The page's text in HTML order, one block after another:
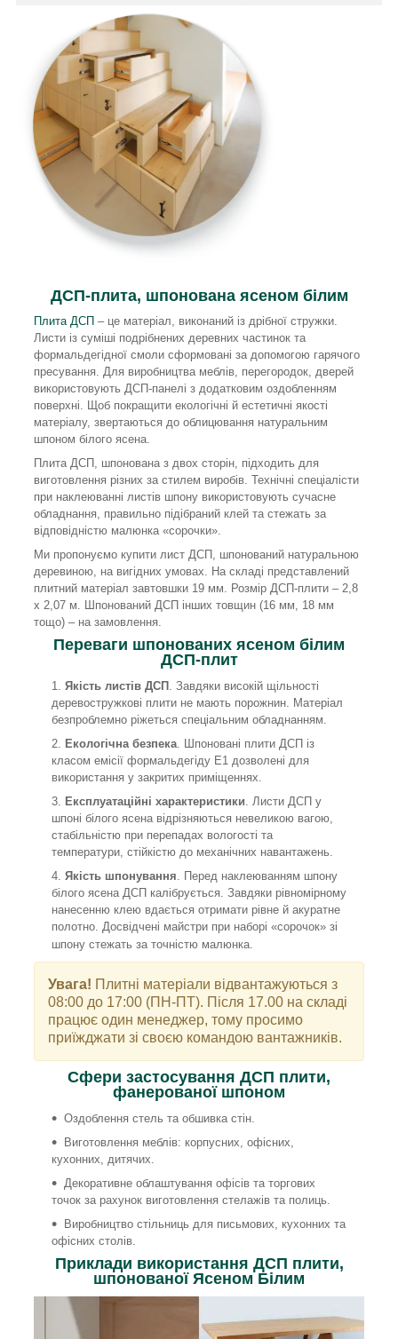
ДСП-плита, шпонована ясеном білим
Плита ДСП – це матеріал, виконаний із дрібної стружки.
Листи із суміші подрібнених деревних частинок та
формальдегідної смоли сформовані за допомогою гарячого
пресування. Для виробництва меблів, перегородок, дверей
використовують ДСП-панелі з додатковим оздобленням
поверхні. Щоб покращити екологічні й естетичні якості
матеріалу, звертаються до облицювання натуральним
шпоном білого ясена.
Плита ДСП, шпонована з двох сторін, підходить для
виготовлення різних за стилем виробів. Технічні спеціалісти
при наклеюванні листів шпону використовують сучасне
обладнання, правильно підібраний клей та стежать за
відповідністю малюнка «сорочки».
Ми пропонуємо купити лист ДСП, шпонований натуральною
деревиною, на вигідних умовах. На складі представлений
плитний матеріал завтовшки 19 мм. Розмір ДСП-плити – 2,8
х 2,07 м. Шпонований ДСП інших товщин (16 мм, 18 мм
тощо) – на замовлення.
Переваги шпонованих ясеном білим
ДСП-плит
Якість листів ДСП . Завдяки високій щільності
деревостружкові плити не мають порожнин. Матеріал
безпроблемно ріжеться спеціальним обладнанням.
Екологічна безпека. Шпоновані плити ДСП із
класом емісії формальдегіду Е1 дозволені для
використання у закритих приміщеннях.
Експлуатаційні характеристики. Листи ДСП у
шпоні білого ясена відрізняються невеликою вагою,
стабільністю при перепадах вологості та
температури, стійкістю до механічних навантажень.
Якість шпонування. Перед наклеюванням шпону
білого ясена ДСП калібрується. Завдяки рівномірному
нанесенню клею вдається отримати рівне й акуратне
полотно. Досвідчені майстри при наборі «сорочок» зі
шпону стежать за точністю малюнка.
Увага! Плитні матеріали відвантажуються з
08:00 до 17:00 (ПН-ПТ). Після 17.00 на складі
працює один менеджер, тому просимо
приїжджати зі своєю командою вантажників.
Сфери застосування ДСП плити,
фанерованої шпоном
Оздоблення стель та обшивка стін.
Виготовлення меблів: корпусних, офісних,
кухонних, дитячих.
Декоративне облаштування офісів та торгових
точок за рахунок виготовлення стелажів та полиць.
Виробництво стільниць для письмових, кухонних та
офісних столів.
Приклади використання ДСП плити,
шпонованої Ясеном Білим